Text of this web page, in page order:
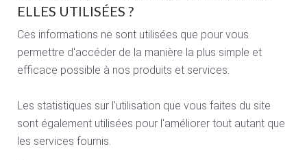
ELLES UTILISÉES ?
Ces informations ne sont utilisées que pour vous
permettre d'accéder de la manière la plus simple et
efficace possible à nos produits et services.
Les statistiques sur l'utilisation que vous faites du site
sont également utilisées pour l'améliorer tout autant que
les services fournis.